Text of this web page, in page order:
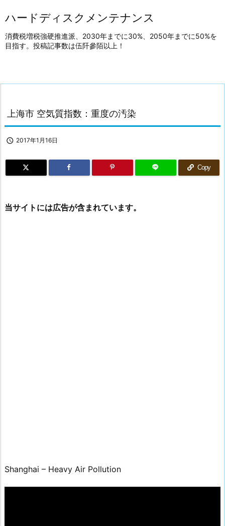
ハードディスクメンテナンス
消費税増税強硬推進派、2030年までに30%、2050年までに50%を
目指す。投稿記事数は伍阡參陌以上！
上海市 空気質指数：重度の汚染
 2017年1月16日
Copy
当サイトには広告が含まれています。
Shanghai – Heavy Air Pollution